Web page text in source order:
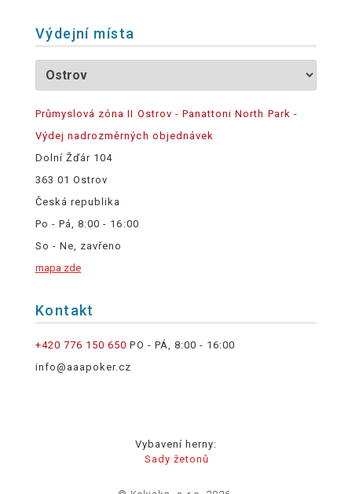
Výdejní místa
Průmyslová zóna II Ostrov - Panattoni North Park -
Výdej nadrozměrných objednávek
Dolní Žďár 104
363 01 Ostrov
Česká republika
Po - Pá, 8:00 - 16:00
So - Ne, zavřeno
mapa zde
Kontakt
+420 776 150 650 PO - PÁ, 8:00 - 16:00
info@aaapoker.cz
Vybavení herny:
Sady žetonů